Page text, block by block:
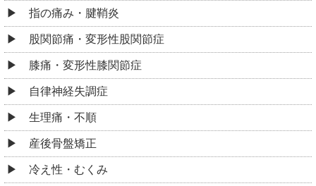
指の痛み・腱鞘炎
股関節痛・変形性股関節症
膝痛・変形性膝関節症
自律神経失調症
生理痛・不順
産後骨盤矯正
冷え性・むくみ